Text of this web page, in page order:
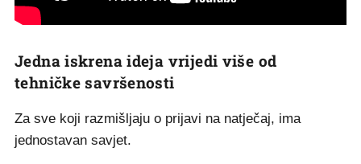
Jedna iskrena ideja vrijedi više od
tehničke savršenosti
Za sve koji razmišljaju o prijavi na natječaj, ima
jednostavan savjet.